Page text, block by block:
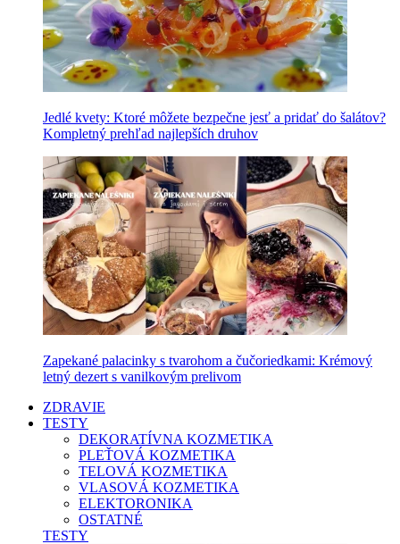
Jedlé kvety: Ktoré môžete bezpečne jesť a pridať do šalátov?
Kompletný prehľad najlepších druhov
Zapekané palacinky s tvarohom a čučoriedkami: Krémový
letný dezert s vanilkovým prelivom
ZDRAVIE
TESTY
DEKORATÍVNA KOZMETIKA
PLEŤOVÁ KOZMETIKA
TELOVÁ KOZMETIKA
VLASOVÁ KOZMETIKA
ELEKTORONIKA
OSTATNÉ
TESTY